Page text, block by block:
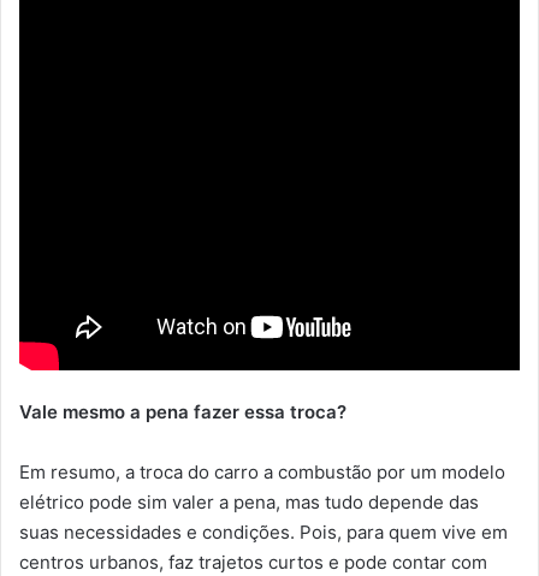
Vale mesmo a pena fazer essa troca?
Em resumo, a troca do carro a combustão por um modelo
elétrico pode sim valer a pena, mas tudo depende das
suas necessidades e condições. Pois, para quem vive em
centros urbanos, faz trajetos curtos e pode contar com